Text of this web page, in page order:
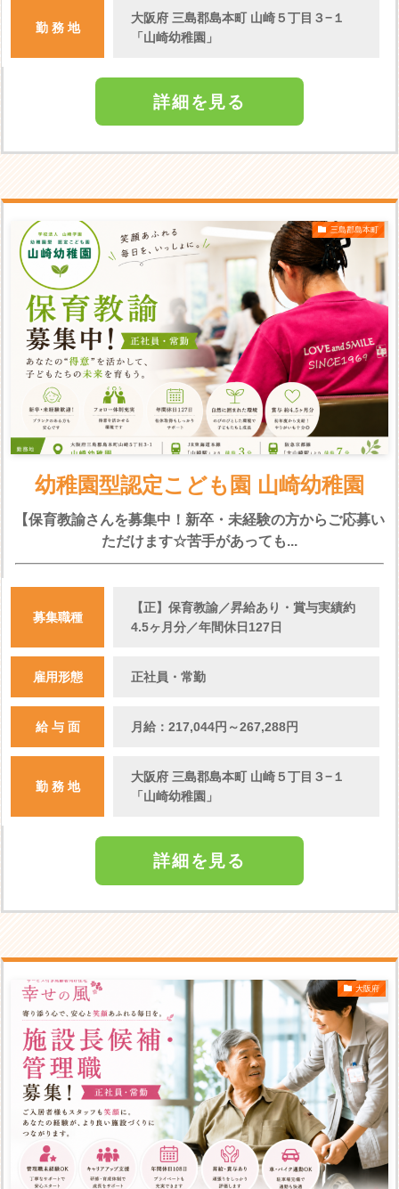
勤 務 地
大阪府 三島郡島本町 山崎５丁目３−１
「山崎幼稚園」
詳細を見る
三島郡島本町
幼稚園型認定こども園 山崎幼稚園
【保育教諭さんを募集中！新卒・未経験の方からご応募い
ただけます☆苦手があっても...
募集職種
【正】保育教諭／昇給あり・賞与実績約
4.5ヶ月分／年間休日127日
雇用形態 正社員・常勤
給 与 面 月給：217,044円～267,288円
勤 務 地
大阪府 三島郡島本町 山崎５丁目３−１
「山崎幼稚園」
詳細を見る
大阪府